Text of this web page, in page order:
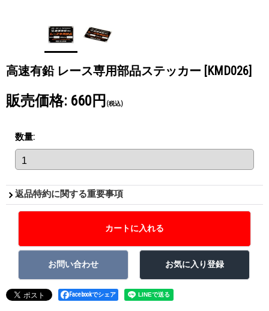
高速有鉛 レース専用部品ステッカー [KMD026]
販売価格: 660円 (税込)
数量:
返品特約に関する重要事項
Facebookでシェア